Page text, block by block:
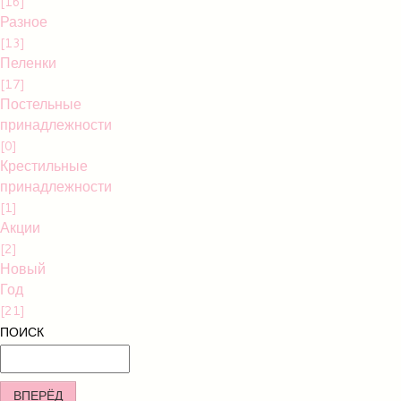
Разное
[13]
Пеленки
[17]
Постельные
принадлежности
[0]
Крестильные
принадлежности
[1]
Акции
[2]
Новый
Год
[21]
ПОИСК
ВПЕРЁД